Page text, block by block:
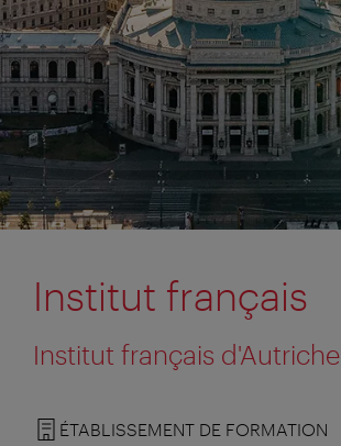
Institut français
Institut français d'Autriche
ÉTABLISSEMENT DE FORMATION